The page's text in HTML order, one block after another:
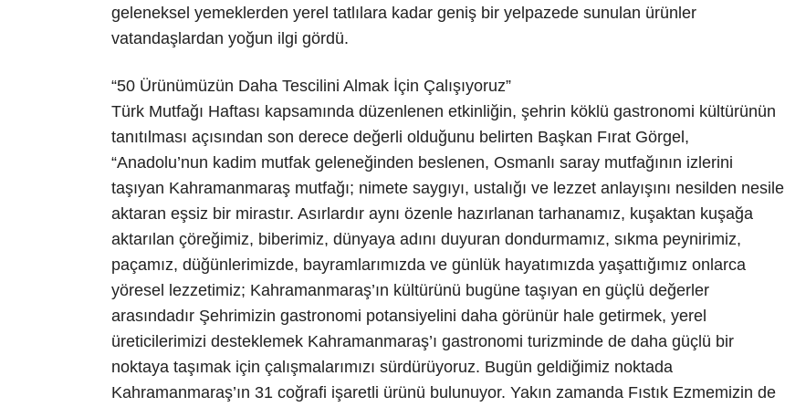
geleneksel yemeklerden yerel tatlılara kadar geniş bir yelpazede sunulan ürünler
vatandaşlardan yoğun ilgi gördü.
“50 Ürünümüzün Daha Tescilini Almak İçin Çalışıyoruz”
Türk Mutfağı Haftası kapsamında düzenlenen etkinliğin, şehrin köklü gastronomi kültürünün
tanıtılması açısından son derece değerli olduğunu belirten Başkan Fırat Görgel,
“Anadolu’nun kadim mutfak geleneğinden beslenen, Osmanlı saray mutfağının izlerini
taşıyan Kahramanmaraş mutfağı; nimete saygıyı, ustalığı ve lezzet anlayışını nesilden nesile
aktaran eşsiz bir mirastır. Asırlardır aynı özenle hazırlanan tarhanamız, kuşaktan kuşağa
aktarılan çöreğimiz, biberimiz, dünyaya adını duyuran dondurmamız, sıkma peynirimiz,
paçamız, düğünlerimizde, bayramlarımızda ve günlük hayatımızda yaşattığımız onlarca
yöresel lezzetimiz; Kahramanmaraş’ın kültürünü bugüne taşıyan en güçlü değerler
arasındadır Şehrimizin gastronomi potansiyelini daha görünür hale getirmek, yerel
üreticilerimizi desteklemek Kahramanmaraş’ı gastronomi turizminde de daha güçlü bir
noktaya taşımak için çalışmalarımızı sürdürüyoruz. Bugün geldiğimiz noktada
Kahramanmaraş’ın 31 coğrafi işaretli ürünü bulunuyor. Yakın zamanda Fıstık Ezmemizin de